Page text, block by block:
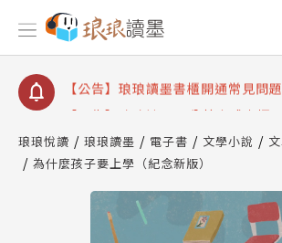
【公告】琅琅讀墨數位閱讀資產合
【公告】琅琅讀墨書櫃開通常見問題
【公告】琅琅讀墨 3 分鐘完成書櫃
請圖文教學
查詢
【公告】琅琅讀墨數位閱讀資產合併
琅琅悅讀 琅琅讀墨 電子書 文學小說
為什麼孩子要上學（紀念新版）